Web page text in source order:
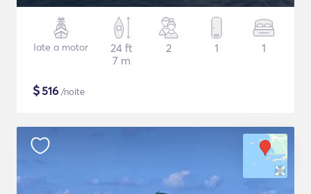
Iate a motor
24 ft
7 m
2 1 1
$516 /noite